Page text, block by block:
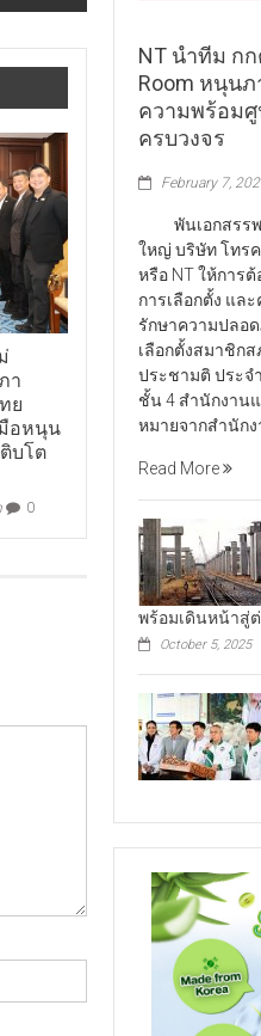
า
ย
อหนุน
บโต
0
NT นำทีม ก
Room หนุนภ
ความพร้อมศู
ครบวงจร
February 7,
พันเอกสรรพชั
ใหญ่ บริษัท โทร
หรือ NT ให้การ
การเลือกตั้ง แล
รักษาความปลอ
เลือกตั้งสมาชิก
ประชามติ ประจ
ชั้น 4 สำนักงา
หมายจากสำนัก
Read More
พร้อมเดินหน้าสู่
October 5, 2025